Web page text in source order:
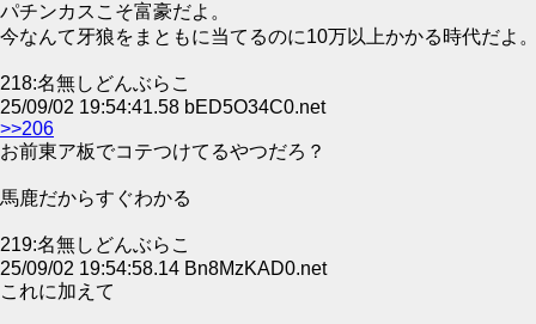
パチンカスこそ富豪だよ。
今なんて牙狼をまともに当てるのに10万以上かかる時代だよ
218:名無しどんぶらこ
25/09/02 19:54:41.58 bED5O34C0.net
>>206
お前東ア板でコテつけてるやつだろ？
馬鹿だからすぐわかる
219:名無しどんぶらこ
25/09/02 19:54:58.14 Bn8MzKAD0.net
これに加えて